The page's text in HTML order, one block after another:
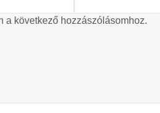
a következő hozzászólásomhoz.